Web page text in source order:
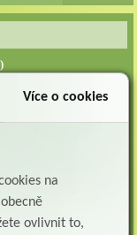
poměru: Lékaře na
poměru: Lékaře na
Více o cookies
na
ovlivnit to,